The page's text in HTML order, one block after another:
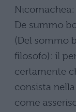
De summo
(Del sommo
filosofo): il
certamente
consista nella
come